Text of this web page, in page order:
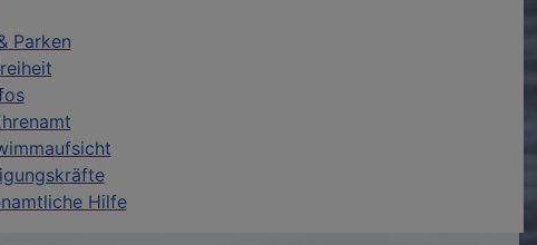
Parken
Hilfe